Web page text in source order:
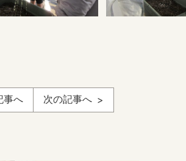
事へ 次の記事へ